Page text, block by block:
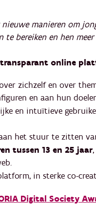
manieren om
te bereiken en hen
online
zichzelf en over
en aan hun
en intuïtieve
het stuur te zitten
tussen 13 en 25 jaar
in sterke co-
Digital Society